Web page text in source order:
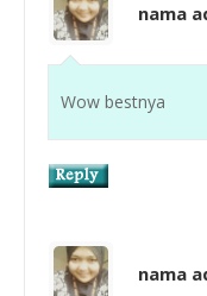
nama
Wow bestnya
nama